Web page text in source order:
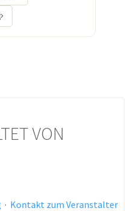
VON
· Kontakt zum Veranstalter